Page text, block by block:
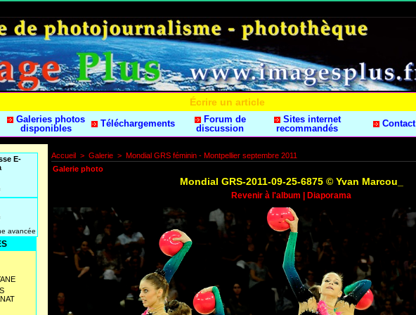
Écrire un article
Galeries photos
disponibles
Téléchargements
Forum de
discussion
Sites internet
recommandés
Contact
E-
avancée
Accueil > Galerie > Mondial GRS féminin - Montpellier septembre 2011
Galerie photo
Mondial GRS-2011-09-25-6875 © Yvan Marcou_
Revenir à l'album Diaporama